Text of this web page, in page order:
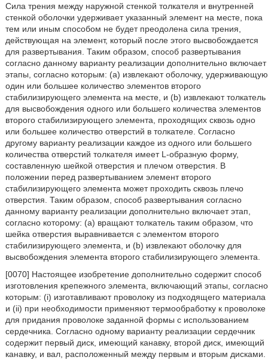
Сила трения между наружной стенкой толкателя и внутренней
стенкой оболочки удерживает указанный элемент на месте, пока
тем или иным способом не будет преодолена сила трения,
действующая на элемент, который после этого высвобождается
для развертывания. Таким образом, способ развертывания
согласно данному варианту реализации дополнительно включает
этапы, согласно которым: (a) извлекают оболочку, удерживающую
один или большее количество элементов второго
стабилизирующего элемента на месте, и (b) извлекают толкатель
для высвобождения одного или большего количества элементов
второго стабилизирующего элемента, проходящих сквозь одно
или большее количество отверстий в толкателе. Согласно
другому варианту реализации каждое из одного или большего
количества отверстий толкателя имеет L-образную форму,
составленную шейкой отверстия и плечом отверстия. В
положении перед развертыванием элемент второго
стабилизирующего элемента может проходить сквозь плечо
отверстия. Таким образом, способ развертывания согласно
данному варианту реализации дополнительно включает этап,
согласно которому: (a) вращают толкатель таким образом, что
шейка отверстия выравнивается с элементом второго
стабилизирующего элемента, и (b) извлекают оболочку для
высвобождения элемента второго стабилизирующего элемента.
[0070] Настоящее изобретение дополнительно содержит способ
изготовления крепежного элемента, включающий этапы, согласно
которым: (i) изготавливают проволоку из подходящего материала
и (ii) при необходимости применяют термообработку к проволоке
для придания проволоке заданной формы с использованием
сердечника. Согласно одному варианту реализации сердечник
содержит первый диск, имеющий канавку, второй диск, имеющий
канавку, и вал, расположенный между первым и вторым дисками.